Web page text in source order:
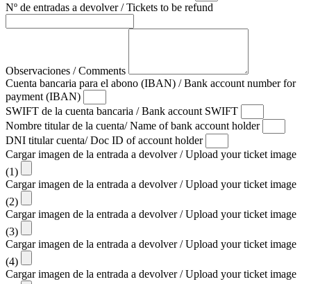
Nº de entradas a devolver / Tickets to be refund
Observaciones / Comments
Cuenta bancaria para el abono (IBAN) / Bank account number for
payment (IBAN)
SWIFT de la cuenta bancaria / Bank account SWIFT
Nombre titular de la cuenta/ Name of bank account holder
DNI titular cuenta/ Doc ID of account holder
Cargar imagen de la entrada a devolver / Upload your ticket image
(1)
Cargar imagen de la entrada a devolver / Upload your ticket image
(2)
Cargar imagen de la entrada a devolver / Upload your ticket image
(3)
Cargar imagen de la entrada a devolver / Upload your ticket image
(4)
Cargar imagen de la entrada a devolver / Upload your ticket image